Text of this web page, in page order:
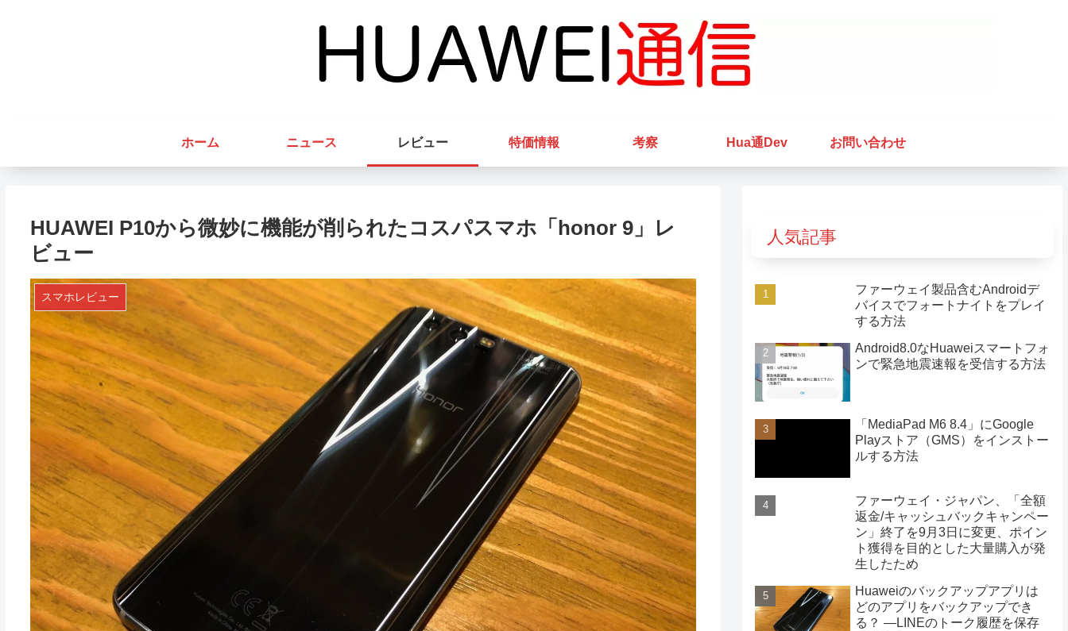
ホーム ニュース レビュー 特価情報 考察 Hua通Dev お問い合わせ
HUAWEI P10から微妙に機能が削られたコスパスマホ「honor 9」レ
ビュー
スマホレビュー
人気記事
ファーウェイ製品含むAndroidデ
バイスでフォートナイトをプレイ
する方法
Android8.0なHuaweiスマートフォ
ンで緊急地震速報を受信する方法
「MediaPad M6 8.4」にGoogle
Playストア（GMS）をインストー
ルする方法
ファーウェイ・ジャパン、「全額
返金/キャッシュバックキャンペー
ン」終了を9月3日に変更、ポイン
ト獲得を目的とした大量購入が発
生したため
Huaweiのバックアップアプリは
どのアプリをバックアップでき
る？ ―LINEのトーク履歴を保存